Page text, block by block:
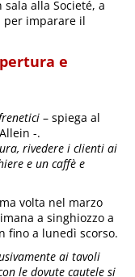
alla Societé, a
per imparare il
e
– spiega al
-.
rivedere i clienti ai
e un caffè e
volta nel marzo
a singhiozzo a
fino a lunedì scorso.
ai tavoli
le dovute cautele si